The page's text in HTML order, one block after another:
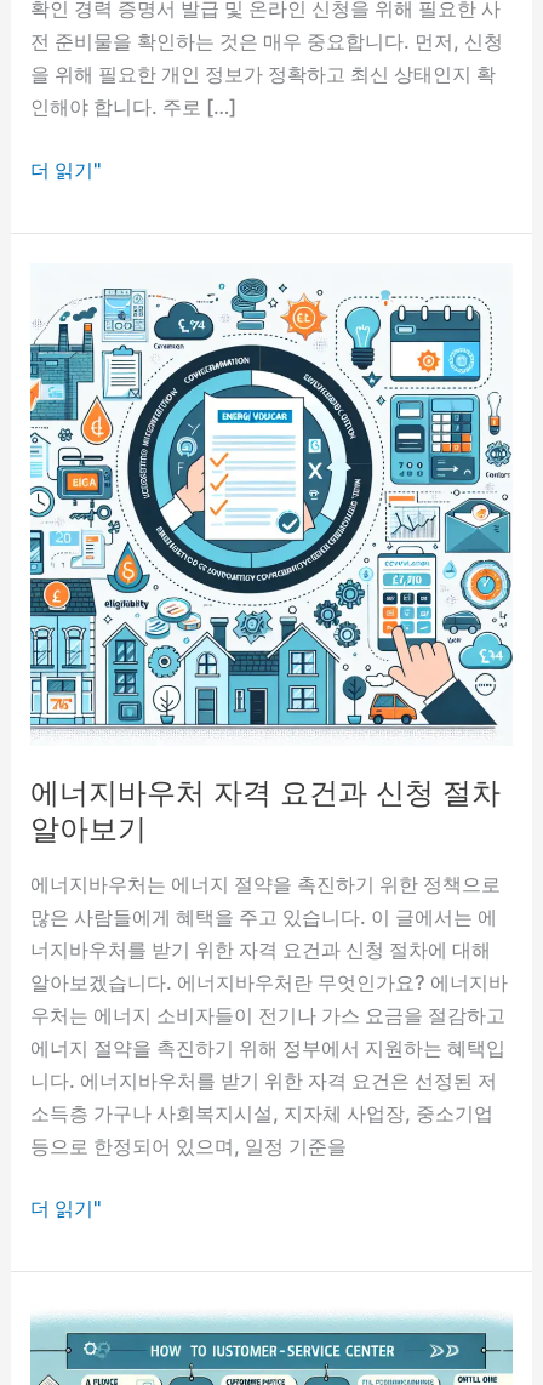
확인 경력 증명서 발급 및 온라인 신청을 위해 필요한 사
전 준비물을 확인하는 것은 매우 중요합니다. 먼저, 신청
을 위해 필요한 개인 정보가 정확하고 최신 상태인지 확
인해야 합니다. 주로 […]
쉽
편
방
법!
경
력
증
명
서
발
급
과
온
라
인
청
방
소
개
더 읽기"
에너지바우처 자격 요건과 신청 절차
알아보기
에너지바우처는 에너지 절약을 촉진하기 위한 정책으로
많은 사람들에게 혜택을 주고 있습니다. 이 글에서는 에
너지바우처를 받기 위한 자격 요건과 신청 절차에 대해
알아보겠습니다. 에너지바우처란 무엇인가요? 에너지바
우처는 에너지 소비자들이 전기나 가스 요금을 절감하고
에너지 절약을 촉진하기 위해 정부에서 지원하는 혜택입
니다. 에너지바우처를 받기 위한 자격 요건은 선정된 저
소득층 가구나 사회복지시설, 지자체 사업장, 중소기업
등으로 한정되어 있으며, 일정 기준을
에
지
처
더 읽기"